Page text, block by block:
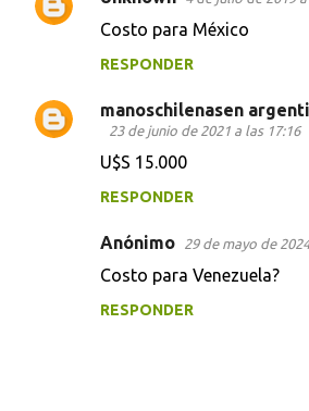
Costo para México
RESPONDER
manoschilenasen
23 de junio de 2021 a las 17:16
U$S 15.000
RESPONDER
Anónimo 29 de mayo de
Costo para Venezuela?
RESPONDER